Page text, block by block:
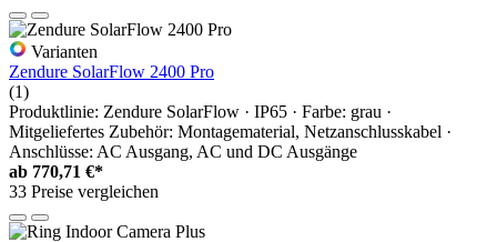
Varianten
Zendure SolarFlow 2400 Pro
(1)
Produktlinie: Zendure SolarFlow · IP65 · Farbe: grau ·
Mitgeliefertes Zubehör: Montagematerial, Netzanschlusskabel ·
Anschlüsse: AC Ausgang, AC und DC Ausgänge
ab 770,71 €*
33 Preise vergleichen